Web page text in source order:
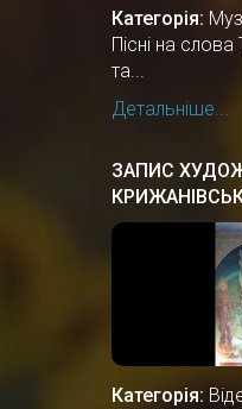
Категорія:
Пісні на
та...
Детальніше...
ЗАПИС
ПРОФЕСОРА
ЦЕНТРІ
Категорія: